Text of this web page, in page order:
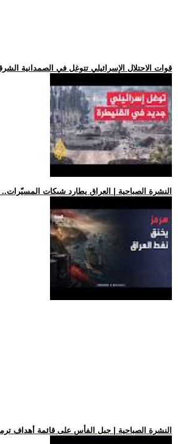
.. قوات الاحتلال الإسرائيلي تتوغل في الصمدانية
.. النشرة الصباحية | العراق يطارد شبكات المسيّرات..
.. النشرة الصباحية | جبل الفأس على قائمة أهداف